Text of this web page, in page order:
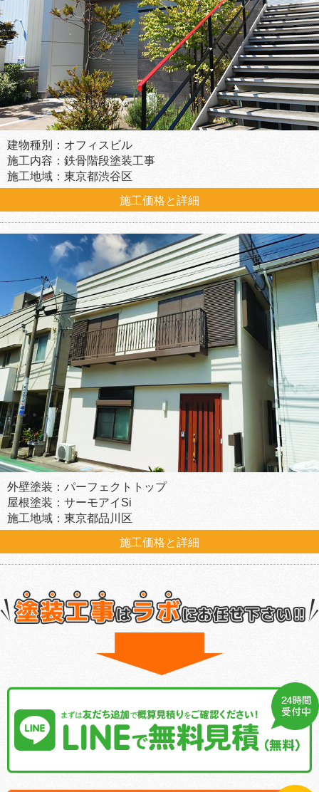
建物種別：オフィスビル
施工内容：鉄骨階段塗装工事
施工地域：東京都渋谷区
施工価格と詳細
外壁塗装：パーフェクトトップ
屋根塗装：サーモアイSi
施工地域：東京都品川区
施工価格と詳細